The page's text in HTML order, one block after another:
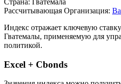
Описание индекса
Страна: Гватемала
Рассчитывающая Организация:
Индекс отражает ключевую
Гватемалы, применяемую для
политикой.